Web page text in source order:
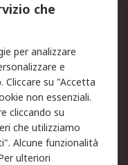
Privacy -
d'uso
generali di
che
per analizzare
e
Cliccare su "Accetta
non essenziali.
cliccando su
che utilizziamo
Alcune funzionalità
ulteriori